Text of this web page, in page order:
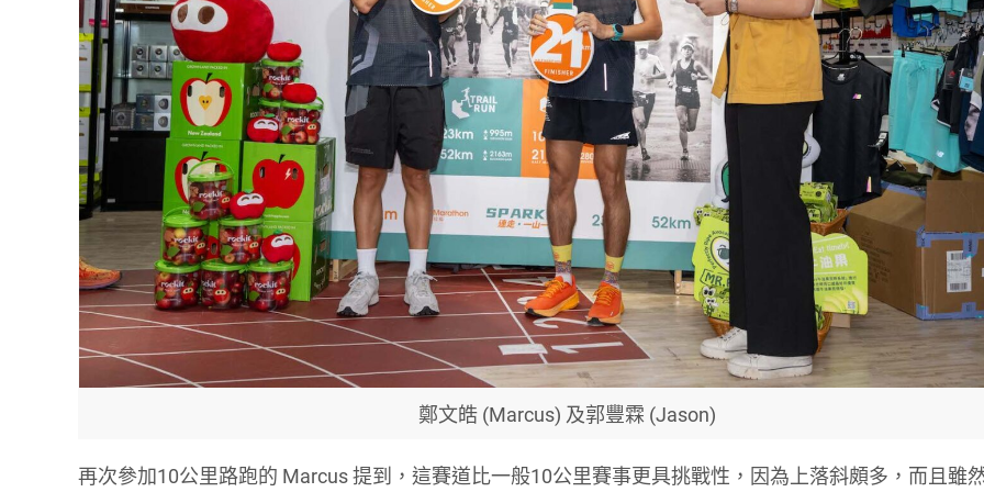
鄭文皓 (Marcus) 及郭豐霖 (Jason)
再次參加10公里路跑的 Marcus 提到，這賽道比一般10公里賽事更具挑戰性，因為上落斜頗多，而且雖